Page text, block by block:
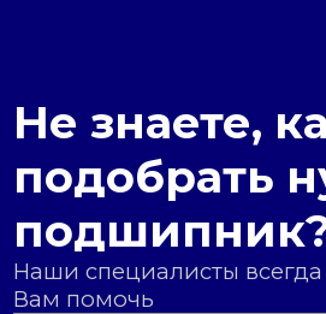
Не знаете,
подобрать
Наши специалисты всегда
Вам помочь